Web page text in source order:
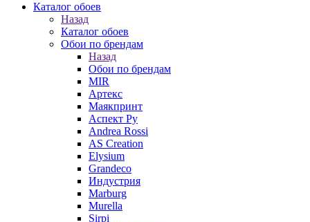
Каталог обоев
Назад
Каталог обоев
Обои по брендам
Назад
Обои по брендам
MIR
Артекс
Маякпринт
Аспект Ру
Andrea Rossi
AS Creation
Elysium
Grandeco
Индустрия
Marburg
Murella
Sirpi